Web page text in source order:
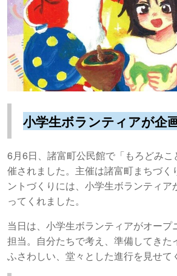
小学生ボランティアが企
6月6日、諸富町公民館で「もろどみ
催されました。主催は諸富町まちづく
ントづくりには、小学生ボランティア
ってくれました。
当日は、小学生ボランティアがオープ
担当。自分たちで考え、準備してきた
ふさわしい、堂々とした進行を見せて